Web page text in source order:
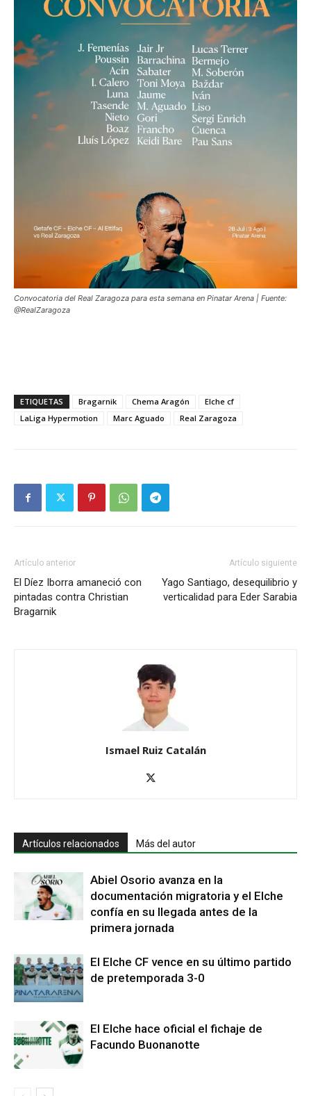
Convocatoria del Real Zaragoza para esta semana en Pinatar Arena | Fuente:
@RealZaragoza
ETIQUETAS Bragarnik Chema Aragón
Elche cf
LaLiga Hypermotion
Marc Aguado Real Zaragoza
Artículo anterior
El Díez Iborra amaneció con
pintadas contra Christian
Bragarnik
Artículo siguiente
Yago Santiago, desequilibrio y
verticalidad para Eder Sarabia
Ismael Ruiz Catalán
Artículos relacionados Más del autor
Abiel Osorio avanza en la
documentación migratoria y el Elche
confía en su llegada antes de la
primera jornada
El Elche CF vence en su último partido
de pretemporada 3-0
El Elche hace oficial el fichaje de
Facundo Buonanotte